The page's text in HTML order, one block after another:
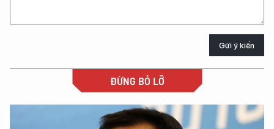
Gửi ý kiến
ĐỪNG BỎ LỠ